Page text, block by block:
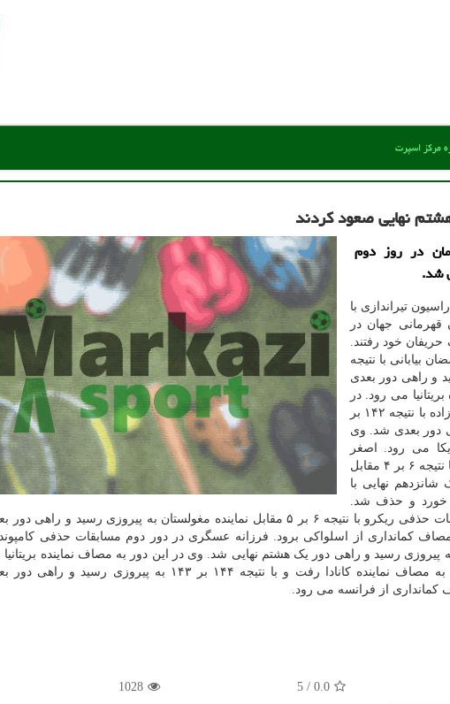
مركز اسپرت
هشتم نهایی صعود كردند
در روز دوم
شد.
تیراندازی با
قهرمانی جهان در
خود رفتند.
بیابانی با نتیجه
رسید و راهی دور بعدی
می رود. در
مرحله یک شانزدهم نهایی مسابقات، علی سینا منشازاده با نتیجه ۱۴۲ بر
دور بعدی شد. وی
می رود. اصغر
زارعی نژاد در اولین مرحله مسابقات حذفی ریکرو با نتیجه ۶ بر ۴ مقابل
شانزدهم نهایی با
شکست خورد و حذف شد.
غلامرضا رحیمی در مرحله یک شانزدهم نهایی مسابقات حذفی ریکرو با نتیجه ۶ بر ۵ مقابل نماینده مغولستان به پیروزی رسید و راهی
کمانداری از اسلواکی برود. فرزانه عسگری در دور دوم مسابقات حذفی
نماینده استرالیا رفت و با نتیجه ۱۴۲ بر ۱۳۹ به پیروزی رسید و راهی دور یک هشتم نهایی شد. وی در این دور به مصاف نماینده
رود. مریم یاورپور هم در دور دوم مسابقات حذفی به مصاف نماینده کانادا رفت و با نتیجه ۱۴۴ بر ۱۴۳ به پیروزی رسید و
از فرانسه می رود.
0.0
/
5
1028